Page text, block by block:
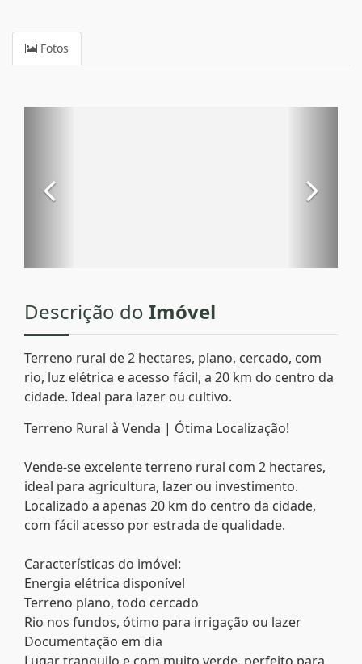
Fotos
Descrição do Imóvel
Terreno rural de 2 hectares, plano, cercado, com
rio, luz elétrica e acesso fácil, a 20 km do centro da
cidade. Ideal para lazer ou cultivo.
Terreno Rural à Venda | Ótima Localização!
Vende-se excelente terreno rural com 2 hectares,
ideal para agricultura, lazer ou investimento.
Localizado a apenas 20 km do centro da cidade,
com fácil acesso por estrada de qualidade.
Características do imóvel:
Energia elétrica disponível
Terreno plano, todo cercado
Rio nos fundos, ótimo para irrigação ou lazer
Documentação em dia